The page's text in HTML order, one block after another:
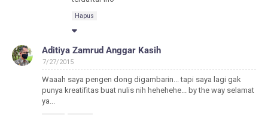
Hapus
Aditiya Zamrud Anggar Kasih
7/27/2015
Waaah saya pengen dong digambarin... tapi saya lagi gak
punya kreatifitas buat nulis nih hehehehe... by the way selamat
ya...